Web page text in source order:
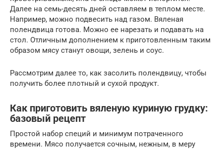
Далее на семь-десять дней оставляем в теплом месте.
Например, можно подвесить над газом. Вяленая
полендвица готова. Можно ее нарезать и подавать на
стол. Отличным дополнением к приготовленным таким
образом мясу станут овощи, зелень и соус.
Рассмотрим далее то, как засолить полендвицу, чтобы
получить более плотный и сухой продукт.
Как приготовить вяленую куриную грудку:
базовый рецепт
Простой набор специй и минимум потраченного
времени. Мясо получается сочным, нежным, в меру